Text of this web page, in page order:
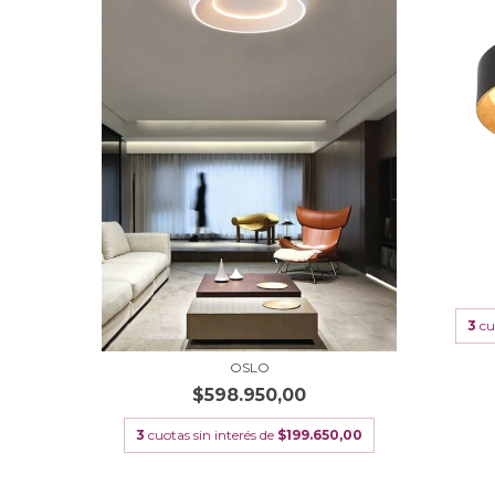
OSLO
$598.950,00
3 cuotas sin interés de $199.650,00
3